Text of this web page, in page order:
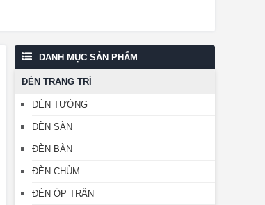
DANH MỤC SẢN PHẨM
ĐÈN TRANG TRÍ
ĐÈN TƯỜNG
ĐÈN SÀN
ĐÈN BÀN
ĐÈN CHÙM
ĐÈN ỐP TRẦN